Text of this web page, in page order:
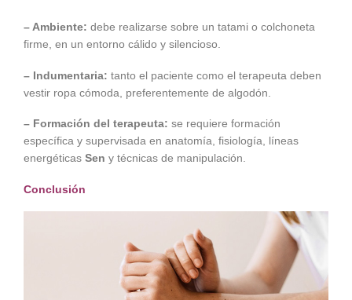
– Ambiente: debe realizarse sobre un tatami o colchoneta
firme, en un entorno cálido y silencioso.
– Indumentaria: tanto el paciente como el terapeuta deben
vestir ropa cómoda, preferentemente de algodón.
– Formación del terapeuta: se requiere formación
específica y supervisada en anatomía, fisiología, líneas
energéticas Sen y técnicas de manipulación.
Conclusión